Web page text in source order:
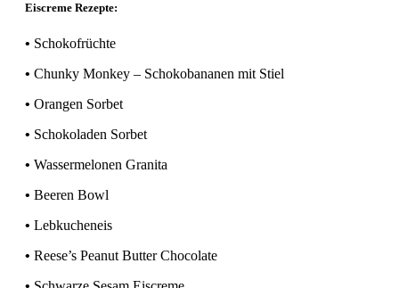
Eiscreme Rezepte:
• Schokofrüchte
• Chunky Monkey – Schokobananen mit Stiel
• Orangen Sorbet
• Schokoladen Sorbet
• Wassermelonen Granita
• Beeren Bowl
• Lebkucheneis
• Reese’s Peanut Butter Chocolate